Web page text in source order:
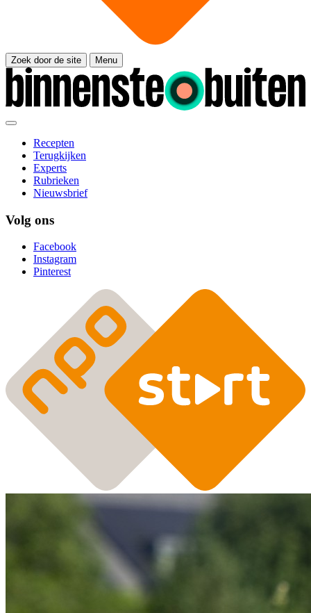
Zoek door de site Menu
Recepten
Terugkijken
Experts
Rubrieken
Nieuwsbrief
Volg ons
Facebook
Instagram
Pinterest